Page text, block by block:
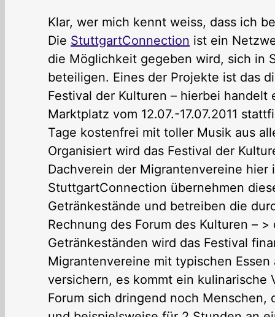
Klar, wer mich kennt weiss, dass ich
Die StuttgartConnection ist ein
die Möglichkeit gegeben wird, sich in
beteiligen. Eines der Projekte ist das
Festival der Kulturen – hierbei
Marktplatz vom 12.07.-17.07.2011
Tage kostenfrei mit toller Musik aus
Organisiert wird das Festival der
Dachverein der Migrantenvereine
StuttgartConnection übernehmen
Getränkestände und betreiben die
Rechnung des Forum des Kulturen –
Getränkeständen wird das Festival
Migrantenvereine mit typischen
versichern, es kommt ein
Forum sich dringend noch